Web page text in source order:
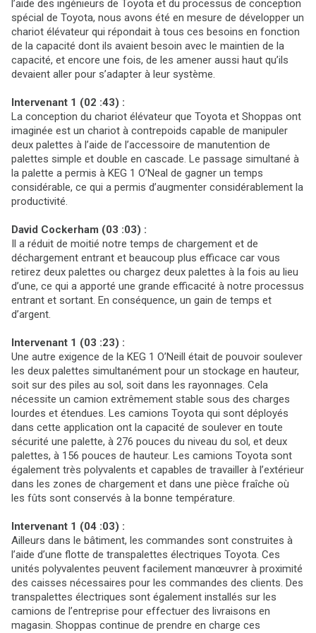
l’aide des ingénieurs de Toyota et du processus de conception
spécial de Toyota, nous avons été en mesure de développer un
chariot élévateur qui répondait à tous ces besoins en fonction
de la capacité dont ils avaient besoin avec le maintien de la
capacité, et encore une fois, de les amener aussi haut qu’ils
devaient aller pour s’adapter à leur système.
Intervenant 1 (02 :43) :
La conception du chariot élévateur que Toyota et Shoppas ont
imaginée est un chariot à contrepoids capable de manipuler
deux palettes à l’aide de l’accessoire de manutention de
palettes simple et double en cascade. Le passage simultané à
la palette a permis à KEG 1 O’Neal de gagner un temps
considérable, ce qui a permis d’augmenter considérablement la
productivité.
David Cockerham (03 :03) :
Il a réduit de moitié notre temps de chargement et de
déchargement entrant et beaucoup plus efficace car vous
retirez deux palettes ou chargez deux palettes à la fois au lieu
d’une, ce qui a apporté une grande efficacité à notre processus
entrant et sortant. En conséquence, un gain de temps et
d’argent.
Intervenant 1 (03 :23) :
Une autre exigence de la KEG 1 O’Neill était de pouvoir soulever
les deux palettes simultanément pour un stockage en hauteur,
soit sur des piles au sol, soit dans les rayonnages. Cela
nécessite un camion extrêmement stable sous des charges
lourdes et étendues. Les camions Toyota qui sont déployés
dans cette application ont la capacité de soulever en toute
sécurité une palette, à 276 pouces du niveau du sol, et deux
palettes, à 156 pouces de hauteur. Les camions Toyota sont
également très polyvalents et capables de travailler à l’extérieur
dans les zones de chargement et dans une pièce fraîche où
les fûts sont conservés à la bonne température.
Intervenant 1 (04 :03) :
Ailleurs dans le bâtiment, les commandes sont construites à
l’aide d’une flotte de transpalettes électriques Toyota. Ces
unités polyvalentes peuvent facilement manœuvrer à proximité
des caisses nécessaires pour les commandes des clients. Des
transpalettes électriques sont également installés sur les
camions de l’entreprise pour effectuer des livraisons en
magasin. Shoppas continue de prendre en charge ces